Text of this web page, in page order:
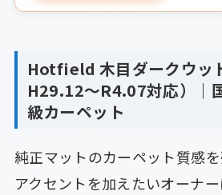
Hotfield 木目ダークウッ
H29.12〜R4.07対応）｜
級カーペット
純正マットのカーペット質感
アクセントを加えたいオーナー